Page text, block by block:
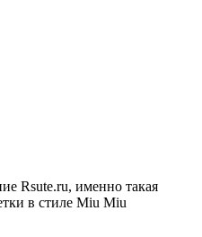
Rsute.ru, именно такая
в стиле Miu Miu